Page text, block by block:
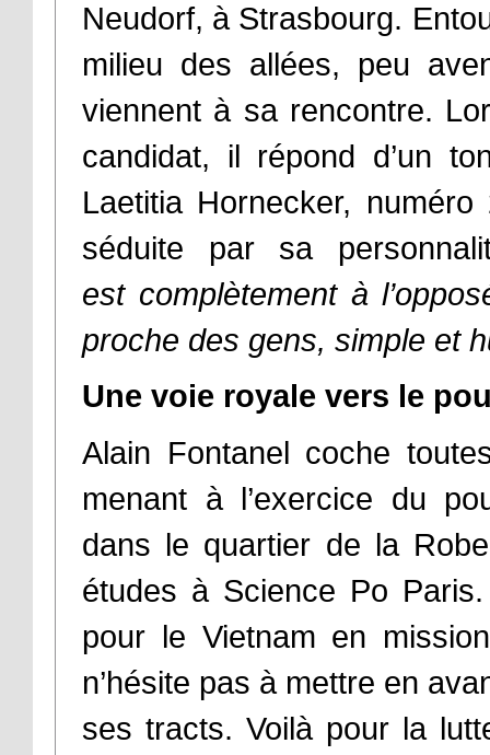
Neudorf, à Strasbourg.
milieu des allées, peu
viennent à sa rencontre.
candidat, il répond d’un
Laetitia Hornecker,
séduite par sa
est complètement à
proche des gens, simple et
Une voie royale vers le
Alain Fontanel coche
menant à l’exercice du
dans le quartier de la
études à Science Po
pour le Vietnam en
n’hésite pas à mettre en
ses tracts. Voilà pour la